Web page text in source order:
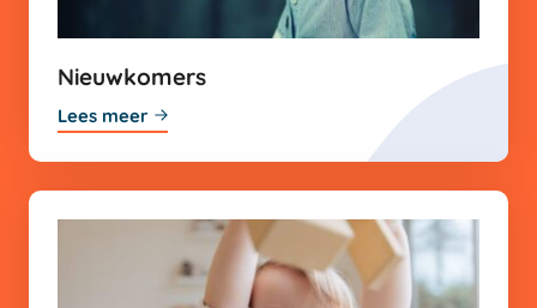
Nieuwkomers
Lees meer